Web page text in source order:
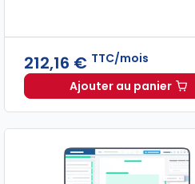
212,16 € TTC/mois
Ajouter au panier
Ruptures